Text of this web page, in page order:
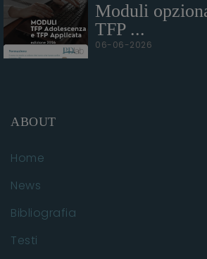
Moduli
TFP ...
06-06-2026
ABOUT
Home
News
Bibliografia
Testi